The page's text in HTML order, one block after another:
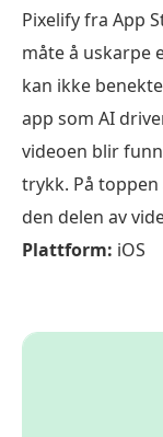
Pixelify fra App
måte å uskarpe
kan ikke
app som AI
videoen blir
trykk. På
den delen av
Plattform: iOS